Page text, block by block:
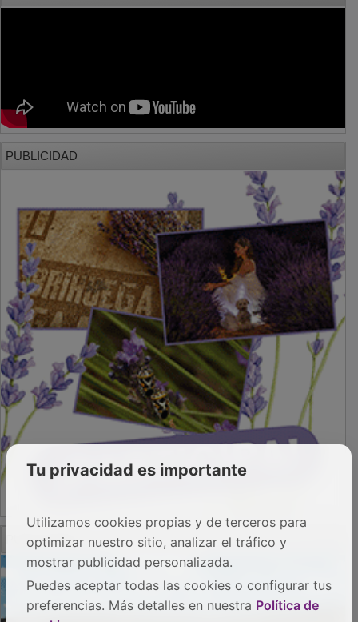
PUBLICIDAD
PUBLICIDAD
Tu privacidad es importante
Utilizamos cookies propias y de terceros para
optimizar nuestro sitio, analizar el tráfico y
mostrar publicidad personalizada.
Puedes aceptar todas las cookies o configurar tus
preferencias. Más detalles en nuestra Política de